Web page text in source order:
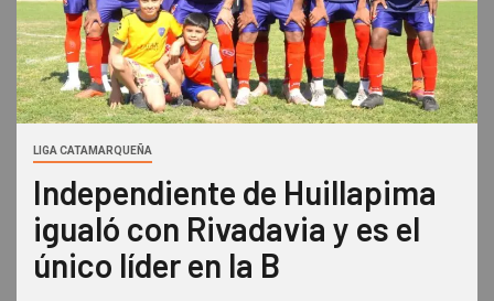
LIGA CATAMARQUEÑA
Independiente de Huillapima
igualó con Rivadavia y es el
único líder en la B